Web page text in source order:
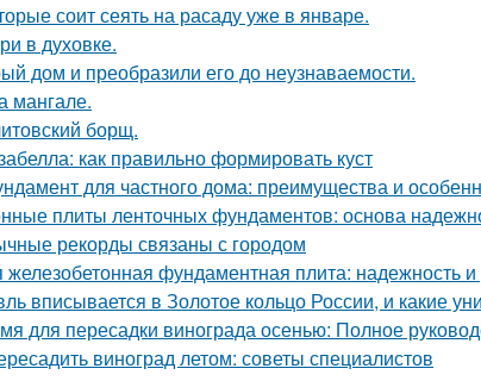
соит сеять на расаду уже в январе.
в духовке.
дом и преобразили его до неузнаваемости.
мангале.
борщ.
как правильно формировать куст
для частного дома: преимущества и
плиты ленточных фундаментов: основа
рекорды связаны с городом
фундаментная плита: надежность и
вписывается в Золотое кольцо России, и какие
для пересадки винограда осенью: Полное
виноград летом: советы специалистов